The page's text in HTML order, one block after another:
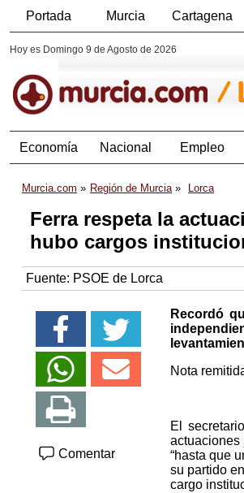
Portada Murcia Cartagena
Hoy es Domingo 9 de Agosto de 2026
Economía Nacional Empleo
Murcia.com Región de Murcia Lorca
Ferra respeta la
hubo cargos
Fuente: PSOE de Lorca
Comentar
Recordó
Nota
El
“hasta que
su partido
cargo